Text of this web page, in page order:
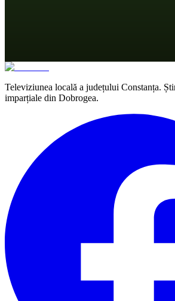
Televiziunea locală a județului Constanța.
imparțiale din Dobrogea.